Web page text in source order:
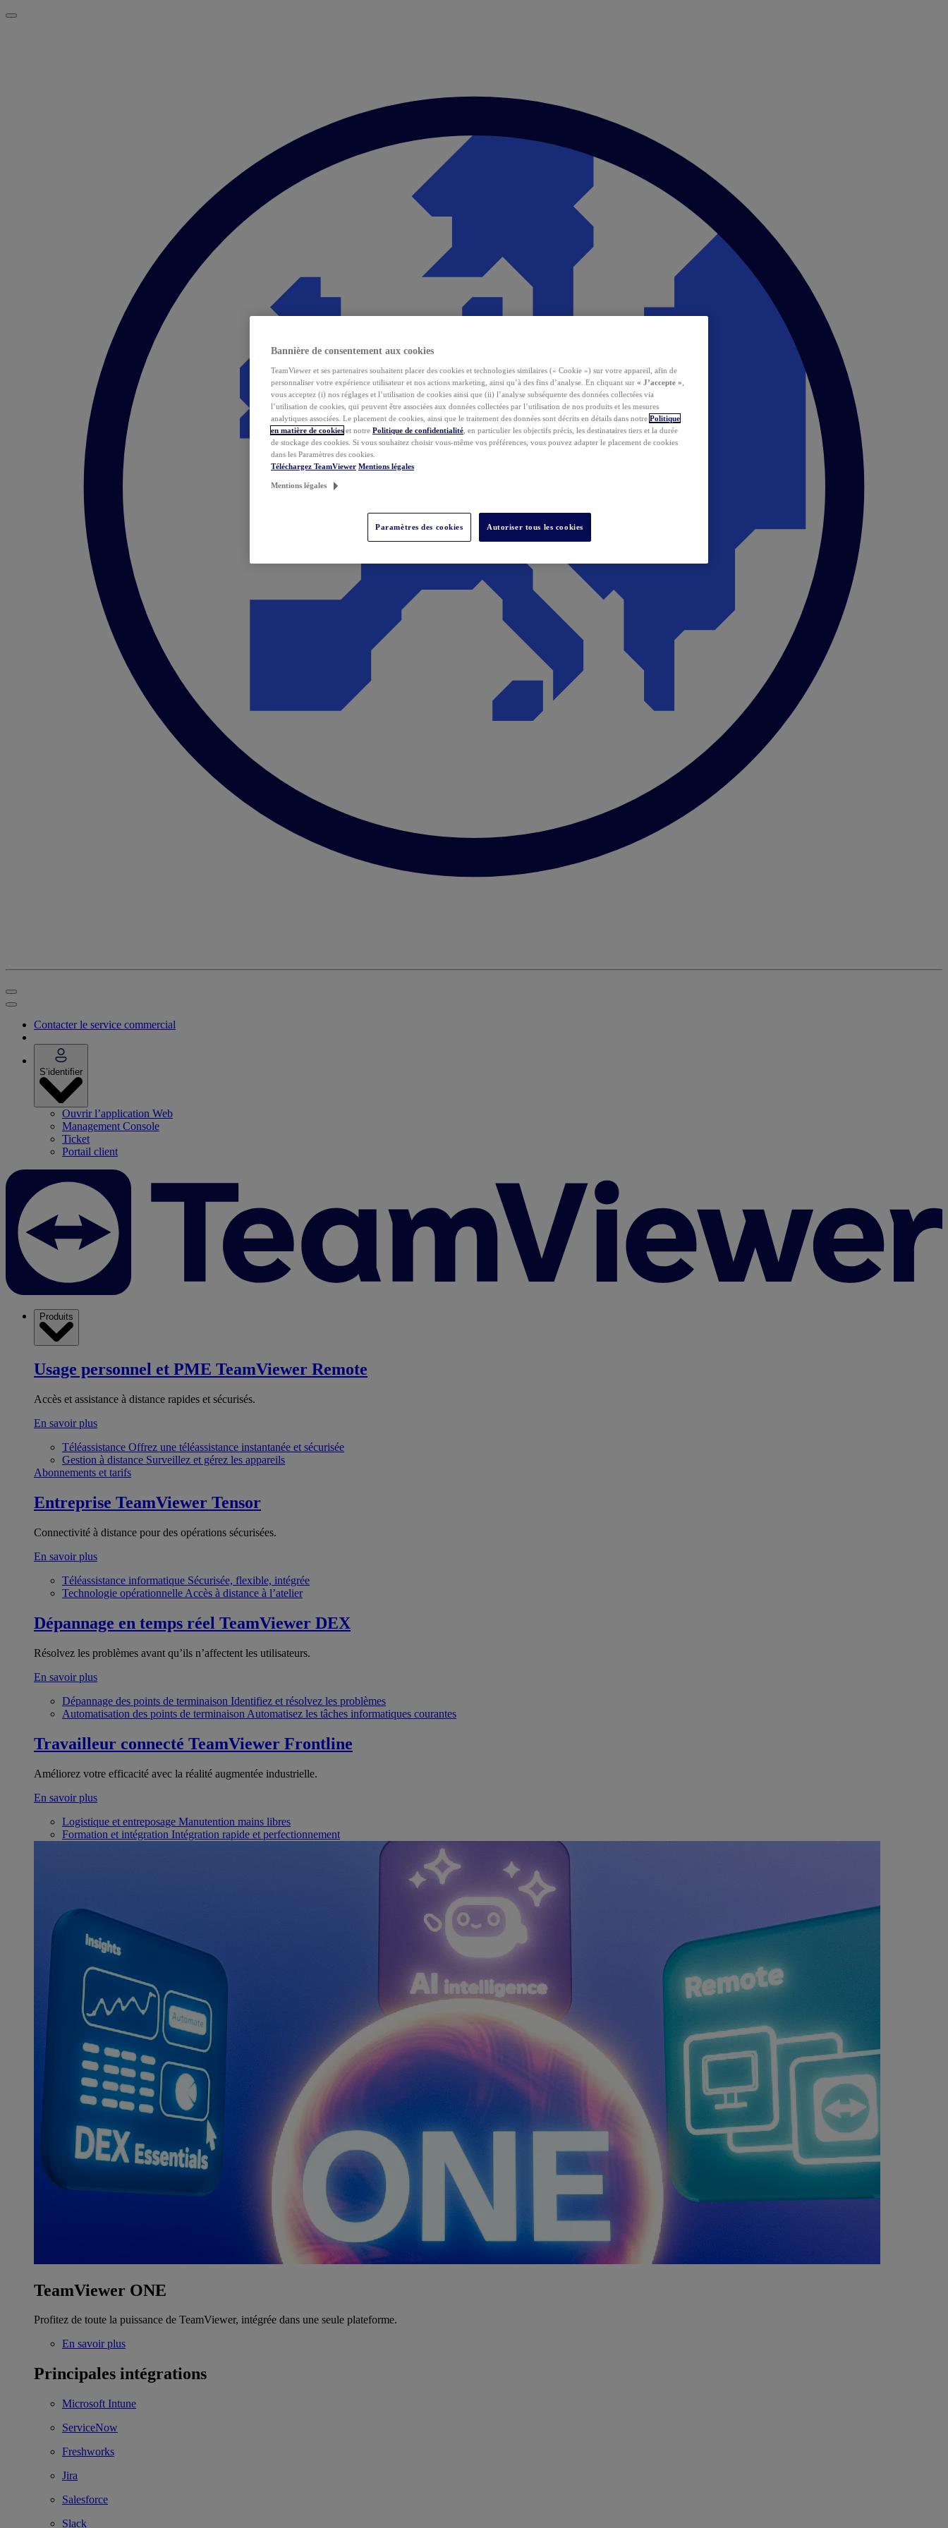
Contacter le service commercial
S’identifier
Ouvrir l’application Web
Management Console
Ticket
Portail client
Produits
Usage personnel et PME TeamViewer Remote
Accès et assistance à distance rapides et sécurisés.
En savoir plus
Téléassistance Offrez une téléassistance instantanée et sécurisée
Gestion à distance Surveillez et gérez les appareils
Abonnements et tarifs
Entreprise TeamViewer Tensor
Connectivité à distance pour des opérations sécurisées.
En savoir plus
Téléassistance informatique Sécurisée, flexible, intégrée
Technologie opérationnelle Accès à distance à l’atelier
Dépannage en temps réel TeamViewer DEX
Résolvez les problèmes avant qu’ils n’affectent les utilisateurs.
En savoir plus
Dépannage des points de terminaison Identifiez et résolvez les problèmes
Automatisation des points de terminaison Automatisez les tâches informatiques courantes
Travailleur connecté TeamViewer Frontline
Améliorez votre efficacité avec la réalité augmentée industrielle.
En savoir plus
Logistique et entreposage Manutention mains libres
Formation et intégration Intégration rapide et perfectionnement
TeamViewer ONE
Profitez de toute la puissance de TeamViewer, intégrée dans une seule plateforme.
En savoir plus
Principales intégrations
Microsoft Intune
ServiceNow
Freshworks
Jira
Salesforce
Slack
Bannière de consentement aux cookies
TeamViewer et ses partenaires souhaitent placer des cookies et technologies similaires (« Cookie ») sur votre appareil, afin de
personnaliser votre expérience utilisateur et nos actions marketing, ainsi qu’à des fins d’analyse. En cliquant sur « J’accepte »
vous acceptez (i) nos réglages et l’utilisation de cookies ainsi que (ii) l’analyse subséquente des données collectées via
l’utilisation de cookies, qui peuvent être associées aux données collectées par l’utilisation de nos produits et les mesures
analytiques associées. Le placement de cookies, ainsi que le traitement des données sont décrits en détails dans notre Politique
en matière de cookies et notre Politique de confidentialité , en particulier les objectifs précis, les destinataires tiers et la durée
de stockage des cookies. Si vous souhaitez choisir vous-même vos préférences, vous pouvez adapter le placement de cookies
dans les Paramètres des cookies.
Téléchargez TeamViewer Mentions légales
Mentions légales
Paramètres des cookies Autoriser tous les cookies